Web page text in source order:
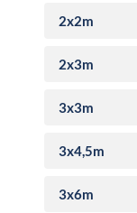
2x2m
2x3m
3x3m
3x4,5m
3x6m